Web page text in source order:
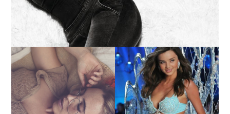
LA BAILARINA BLANCA
DE LA CRUZ O COMO
REINVENTARSE ANTE
LA ADVERSIDAD.
LA ALTURA DE LAS
MODELOS MAS ALTAS